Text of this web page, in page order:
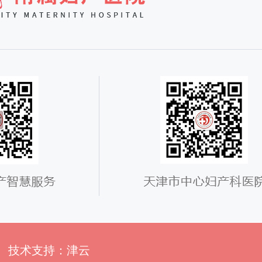
技术支持：津云